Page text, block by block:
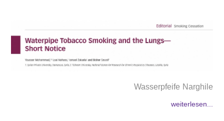
Wasserpfeife Narghile
weiterlesen...